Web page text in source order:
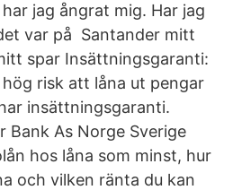
jag ångrat mig. Har jag
var på Santander mitt
spar Insättningsgaranti:
risk att låna ut pengar
insättningsgaranti.
Bank As Norge Sverige
hos låna som minst, hur
och vilken ränta du kan